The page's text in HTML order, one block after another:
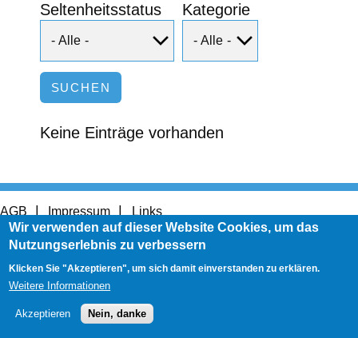
Seltenheitsstatus Kategorie
Keine Einträge vorhanden
Footer
menu
AGB Impressum Links
User
account
menu
Anmelden
Wir verwenden auf dieser Website Cookies, um das
Nutzungserlebnis zu verbessern
Klicken Sie "Akzeptieren", um sich damit einverstanden zu erklären.
Weitere Informationen
Akzeptieren Nein, danke